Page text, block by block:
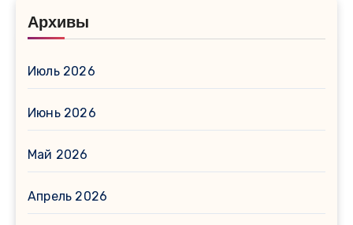
Архивы
Июль 2026
Июнь 2026
Май 2026
Апрель 2026